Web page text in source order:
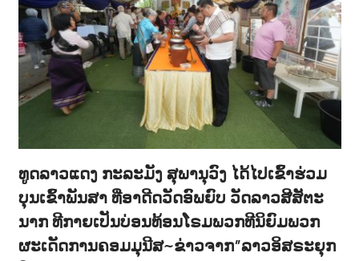
ທູດລາວແດງ ກະລະມັງ ສຸພານຸວົງ ໄດ້ໄປເຂົ້າຮ່ວມ
ບຸນເຂົ້າພັນສາ ທີ່ອາດີດວັດອົພຍົບ ວັດລາວສີສັຕະ
ນາກ ທີກາຍເປັນບ່ອນທ້ອນໂຣມພວກທີນິຍົມພວກ
ຜະເດັດການຄອມມຸນີສ~ຂ່າວຈາກ”ລາວອິສຣະຍຸກ